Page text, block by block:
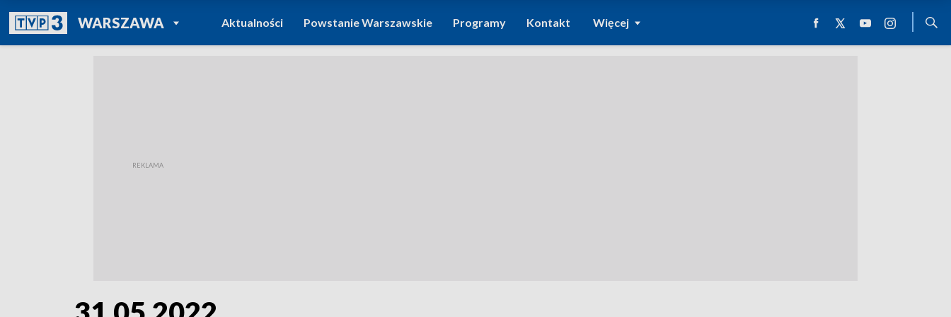
WARSZAWAPOWRÓT DO
TVP REGIONY
Aktualności Powstanie Warszawskie Programy Kontakt Więcej